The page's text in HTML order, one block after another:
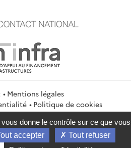
Mentions légales
Politique de cookies
cookies
Flux RSS
legifrance.gouv.fr
info.gouv.fr
donne le contrôle sur ce que vous
accepter
Tout refuser